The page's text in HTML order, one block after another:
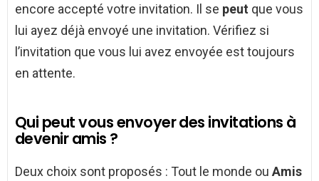
encore accepté votre invitation. Il se peut que vous
lui ayez déjà envoyé une invitation. Vérifiez si
l’invitation que vous lui avez envoyée est toujours
en attente.
Qui peut vous envoyer des invitations à
devenir amis ?
Deux choix sont proposés : Tout le monde ou Amis